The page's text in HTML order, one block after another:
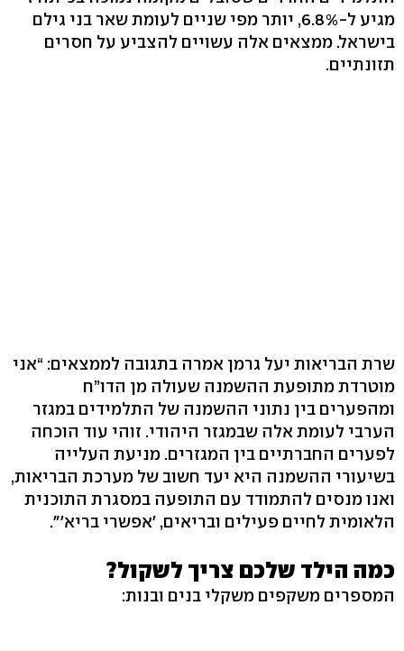
מגיע ל-6.8%, יותר מפי שניים לעומת שאר בני גילם
בישראל. ממצאים אלה עשויים להצביע על חסרים
תזונתיים.
שרת הבריאות יעל גרמן אמרה בתגובה לממצאים: “אני
מוטרדת מתופעת ההשמנה שעולה מן הדו”ח
ומהפערים בין נתוני ההשמנה של התלמידים במגזר
הערבי לעומת אלה שבמגזר היהודי. זוהי עוד הוכחה
לפערים החברתיים בין המגזרים. מניעת העלייה
בשיעורי ההשמנה היא יעד חשוב של מערכת הבריאות,
ואנו מנסים להתמודד עם התופעה במסגרת התוכנית
הלאומית לחיים פעילים ובריאים, 'אפשרי בריא'". ‬
כמה הילד שלכם צריך לשקול?
המספרים משקפים משקלי בנים ובנות: